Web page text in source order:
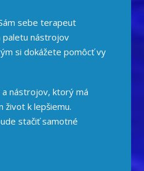
sebe terapeut
paletu nástrojov
si dokážete pomôcť vy
nástrojov, ktorý má
život k lepšiemu.
stačiť samotné